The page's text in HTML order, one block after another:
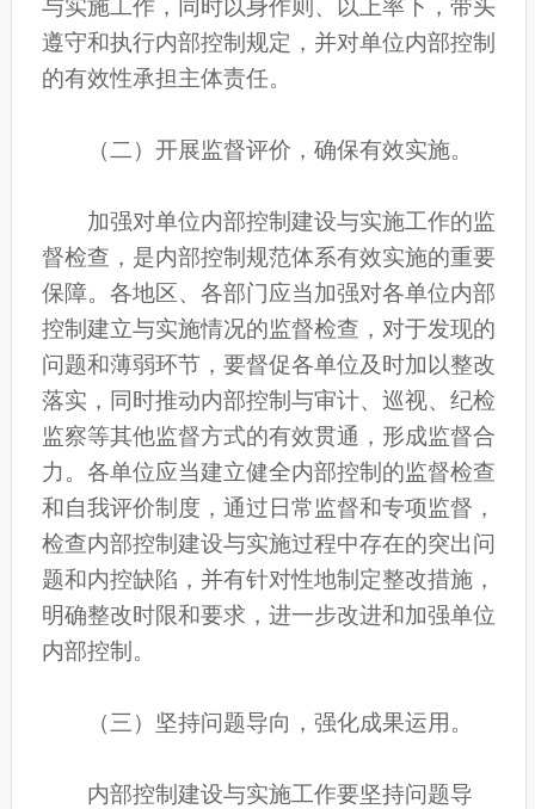
与实施工作，同时以身作则、以上率下，带头
遵守和执行内部控制规定，并对单位内部控制
的有效性承担主体责任。
（二）开展监督评价，确保有效实施。
加强对单位内部控制建设与实施工作的监
督检查，是内部控制规范体系有效实施的重要
保障。各地区、各部门应当加强对各单位内部
控制建立与实施情况的监督检查，对于发现的
问题和薄弱环节，要督促各单位及时加以整改
落实，同时推动内部控制与审计、巡视、纪检
监察等其他监督方式的有效贯通，形成监督合
力。各单位应当建立健全内部控制的监督检查
和自我评价制度，通过日常监督和专项监督，
检查内部控制建设与实施过程中存在的突出问
题和内控缺陷，并有针对性地制定整改措施，
明确整改时限和要求，进一步改进和加强单位
内部控制。
（三）坚持问题导向，强化成果运用。
内部控制建设与实施工作要坚持问题导